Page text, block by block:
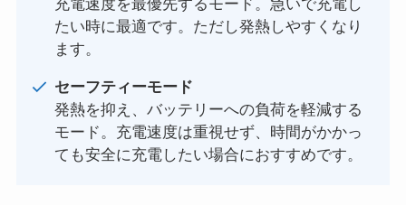
充電速度を最優先するモード。急いで充電し
たい時に最適です。ただし発熱しやすくなり
ます。
セーフティーモード
発熱を抑え、バッテリーへの負荷を軽減する
モード。充電速度は重視せず、時間がかかっ
ても安全に充電したい場合におすすめです。